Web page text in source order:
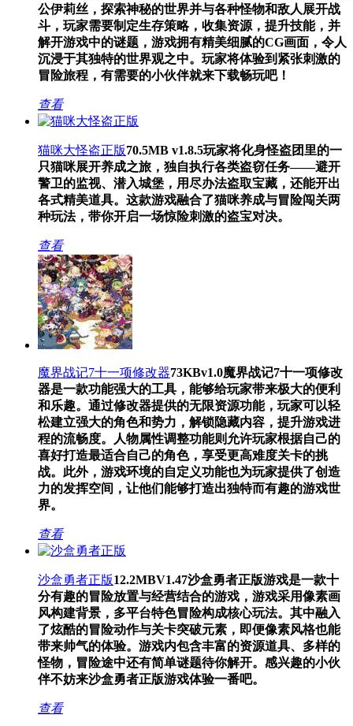
公伊莉丝，探索神秘的世界并与各种怪物和敌人展开战
斗，玩家需要制定生存策略，收集资源，提升技能，并
解开游戏中的谜题，游戏拥有精美细腻的CG画面，令人
沉浸于其独特的世界观之中。玩家将体验到紧张刺激的
冒险旅程，有需要的小伙伴就来下载畅玩吧！
查看
猫咪大怪盗正版70.5MB v1.8.5玩家将化身怪盗团里的一
只猫咪展开养成之旅，独自执行各类盗窃任务——避开
警卫的监视、潜入城堡，用尽办法盗取宝藏，还能开出
各式精美道具。这款游戏融合了猫咪养成与冒险闯关两
种玩法，带你开启一场惊险刺激的盗宝对决。
查看
魔界战记7十一项修改器73KBv1.0魔界战记7十一项修改
器是一款功能强大的工具，能够给玩家带来极大的便利
和乐趣。通过修改器提供的无限资源功能，玩家可以轻
松建立强大的角色和势力，解锁隐藏内容，提升游戏进
程的流畅度。人物属性调整功能则允许玩家根据自己的
喜好打造最适合自己的角色，享受更高难度关卡的挑
战。此外，游戏环境的自定义功能也为玩家提供了创造
力的发挥空间，让他们能够打造出独特而有趣的游戏世
界。
查看
沙盒勇者正版12.2MBV1.47沙盒勇者正版游戏是一款十
分有趣的冒险放置与经营结合的游戏，游戏采用像素画
风构建背景，多平台特色冒险构成核心玩法。其中融入
了炫酷的冒险动作与关卡突破元素，即便像素风格也能
带来帅气的体验。游戏内包含丰富的资源道具、多样的
怪物，冒险途中还有简单谜题待你解开。感兴趣的小伙
伴不妨来沙盒勇者正版游戏体验一番吧。
查看